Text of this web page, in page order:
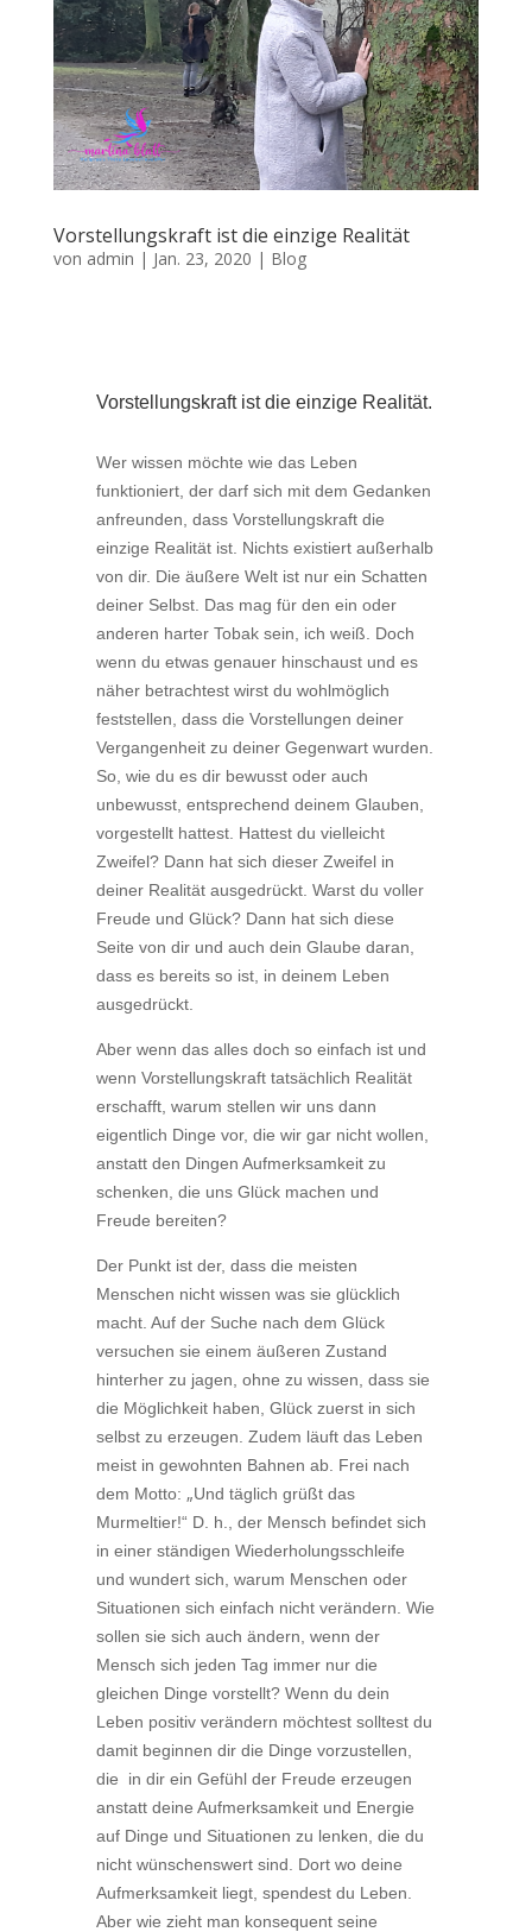
Vorstellungskraft ist die einzige Realität
von admin | Jan. 23, 2020 | Blog
Vorstellungskraft ist die einzige Realität.
Wer wissen möchte wie das Leben
funktioniert, der darf sich mit dem Gedanken
anfreunden, dass Vorstellungskraft die
einzige Realität ist. Nichts existiert außerhalb
von dir. Die äußere Welt ist nur ein Schatten
deiner Selbst. Das mag für den ein oder
anderen harter Tobak sein, ich weiß. Doch
wenn du etwas genauer hinschaust und es
näher betrachtest wirst du wohlmöglich
feststellen, dass die Vorstellungen deiner
Vergangenheit zu deiner Gegenwart wurden.
So, wie du es dir bewusst oder auch
unbewusst, entsprechend deinem Glauben,
vorgestellt hattest. Hattest du vielleicht
Zweifel? Dann hat sich dieser Zweifel in
deiner Realität ausgedrückt. Warst du voller
Freude und Glück? Dann hat sich diese
Seite von dir und auch dein Glaube daran,
dass es bereits so ist, in deinem Leben
ausgedrückt.
Aber wenn das alles doch so einfach ist und
wenn Vorstellungskraft tatsächlich Realität
erschafft, warum stellen wir uns dann
eigentlich Dinge vor, die wir gar nicht wollen,
anstatt den Dingen Aufmerksamkeit zu
schenken, die uns Glück machen und
Freude bereiten?
Der Punkt ist der, dass die meisten
Menschen nicht wissen was sie glücklich
macht. Auf der Suche nach dem Glück
versuchen sie einem äußeren Zustand
hinterher zu jagen, ohne zu wissen, dass sie
die Möglichkeit haben, Glück zuerst in sich
selbst zu erzeugen. Zudem läuft das Leben
meist in gewohnten Bahnen ab. Frei nach
dem Motto: „Und täglich grüßt das
Murmeltier!“ D. h., der Mensch befindet sich
in einer ständigen Wiederholungsschleife
und wundert sich, warum Menschen oder
Situationen sich einfach nicht verändern. Wie
sollen sie sich auch ändern, wenn der
Mensch sich jeden Tag immer nur die
gleichen Dinge vorstellt? Wenn du dein
Leben positiv verändern möchtest solltest du
damit beginnen dir die Dinge vorzustellen,
die in dir ein Gefühl der Freude erzeugen
anstatt deine Aufmerksamkeit und Energie
auf Dinge und Situationen zu lenken, die du
nicht wünschenswert sind. Dort wo deine
Aufmerksamkeit liegt, spendest du Leben.
Aber wie zieht man konsequent seine